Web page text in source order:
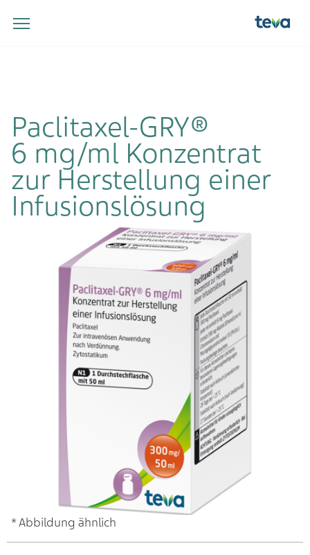
Paclitaxel-GRY®
6 mg/ml Konzentrat
zur Herstellung einer
Infusionslösung
* Abbildung ähnlich